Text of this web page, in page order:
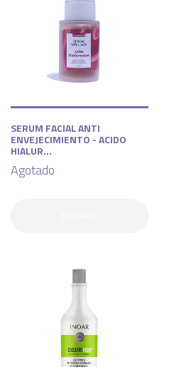
SERUM FACIAL ANTI
ENVEJECIMIENTO - ACIDO
HIALUR...
Agotado